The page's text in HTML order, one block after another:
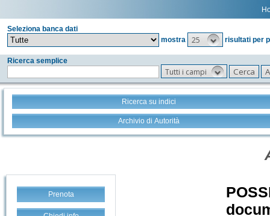
Seleziona banca dati
mostra
25 risultati per
Ricerca semplice
Tutti i campi
Ricerca su indici
Archivio di Autorità
Prenota